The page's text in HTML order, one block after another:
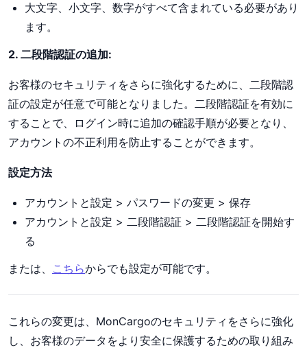
大文字、小文字、数字がすべて含まれている必要があり
ます。
2. 二段階認証の追加:
お客様のセキュリティをさらに強化するために、二段階認
証の設定が任意で可能となりました。二段階認証を有効に
することで、ログイン時に追加の確認手順が必要となり、
アカウントの不正利用を防止することができます。
設定方法
アカウントと設定 > パスワードの変更 > 保存
アカウントと設定 > 二段階認証 > 二段階認証を開始す
る
または、 こちらからでも設定が可能です。
これらの変更は、MonCargoのセキュリティをさらに強化
し、お客様のデータをより安全に保護するための取り組み